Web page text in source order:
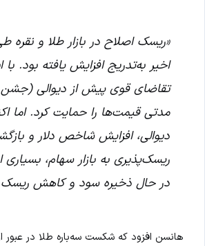
«ریسک اصلاح در بازار طلا و نقره
اخیر به‌تدریج افزایش یافته بود. با
تقاضای قوی پیش از دیوالی
مدتی قیمت‌ها را حمایت کرد. اما
دیوالی، افزایش شاخص دلار و
ریسک‌پذیری به بازار سهام، بسیاری
در حال ذخیره سود و کاهش
هانسن افزود که شکست سه‌باره طلا در عبور